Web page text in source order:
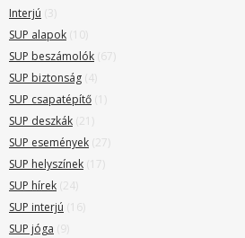
Interjú (3)
SUP alapok (10)
SUP beszámolók (67)
SUP biztonság (4)
SUP csapatépítő (1)
SUP deszkák (21)
SUP események (27)
SUP helyszínek (17)
SUP hírek (24)
SUP interjú (16)
SUP jóga (9)